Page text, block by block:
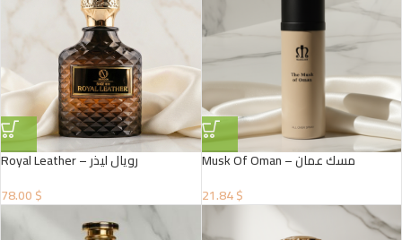
Royal Leather – رويال ليذر
78.00 $
Musk Of Oman – مسك عمان
21.84 $